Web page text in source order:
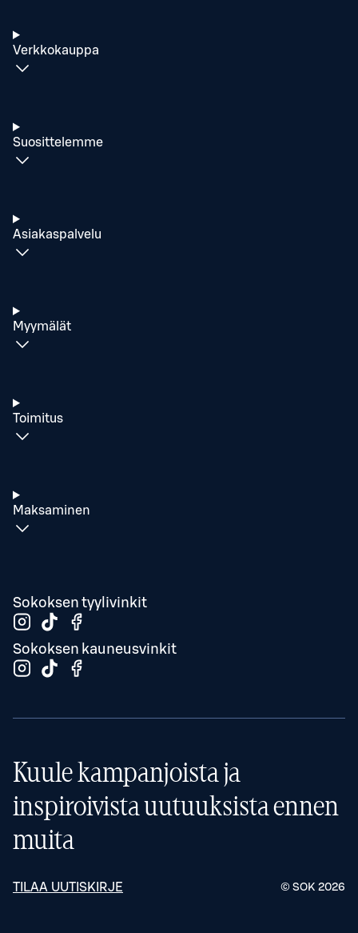
Verkkokauppa
Suosittelemme
Asiakaspalvelu
Myymälät
Toimitus
Maksaminen
Sokoksen tyylivinkit
Sokoksen kauneusvinkit
Kuule kampanjoista ja
inspiroivista uutuuksista ennen
muita
TILAA UUTISKIRJE © SOK 2026